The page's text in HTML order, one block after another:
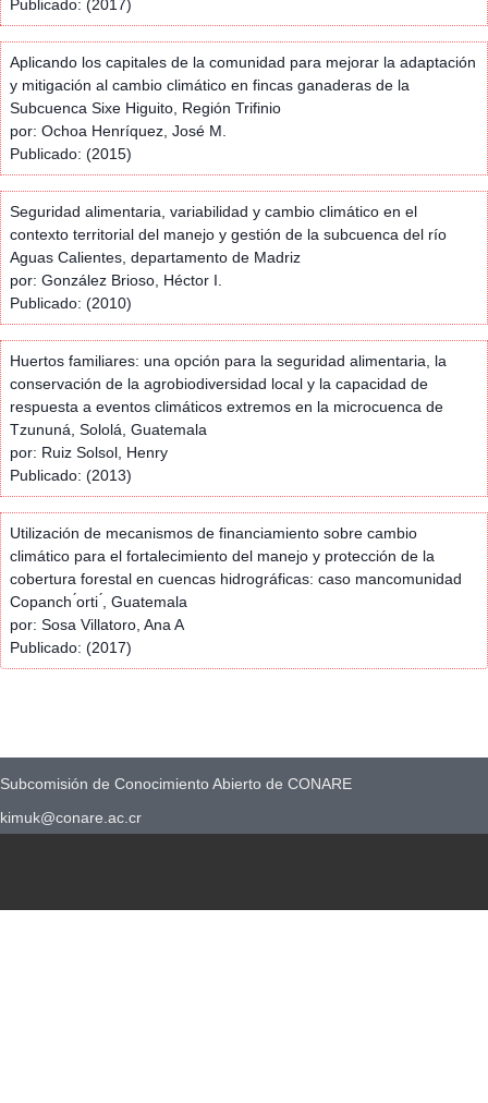
Publicado: (2017)
Aplicando los capitales de la comunidad para mejorar la adaptación
y mitigación al cambio climático en fincas ganaderas de la
Subcuenca Sixe Higuito, Región Trifinio
por: Ochoa Henríquez, José M.
Publicado: (2015)
Seguridad alimentaria, variabilidad y cambio climático en el
contexto territorial del manejo y gestión de la subcuenca del río
Aguas Calientes, departamento de Madriz
por: González Brioso, Héctor I.
Publicado: (2010)
Huertos familiares: una opción para la seguridad alimentaria, la
conservación de la agrobiodiversidad local y la capacidad de
respuesta a eventos climáticos extremos en la microcuenca de
Tzununá, Sololá, Guatemala
por: Ruiz Solsol, Henry
Publicado: (2013)
Utilización de mecanismos de financiamiento sobre cambio
climático para el fortalecimiento del manejo y protección de la
cobertura forestal en cuencas hidrográficas: caso mancomunidad
Copanch ́orti ́, Guatemala
por: Sosa Villatoro, Ana A
Publicado: (2017)
Subcomisión de Conocimiento Abierto de CONARE
kimuk@conare.ac.cr